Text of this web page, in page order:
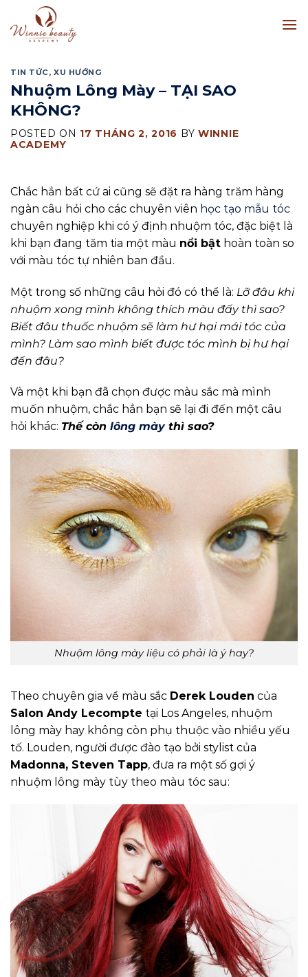
to
content
TIN TỨC,XU HƯỚNG
Nhuộm Lông Mày – TẠI SAO
KHÔNG?
POSTED ON 17 THÁNG 2, 2016 BYWINNIE
ACADEMY
Chắc hẳn bất cứ ai cũng sẽ đặt ra hàng trăm hàng
ngàn câu hỏi cho các chuyên viên học tạo mẫu tóc
chuyên nghiệp khi có ý định nhuộm tóc, đặc biệt là
khi bạn đang tăm tia một màu nổi bật hoàn toàn so
với màu tóc tự nhiên ban đầu.
Một trong số những câu hỏi đó có thể là: Lỡ đâu khi
nhuộm xong mình không thích màu đấy thì sao?
Biết đâu thuốc nhuộm sẽ làm hư hại mái tóc của
mình? Làm sao mình biết được tóc mình bị hư hại
đến đâu?
Và một khi bạn đã chọn được màu sắc mà mình
muốn nhuộm, chắc hẳn bạn sẽ lại đi đến một câu
hỏi khác: Thế còn lông màythì sao?
Nhuộm lông mày liệu có phải là ý hay?
Theo chuyên gia về màu sắc Derek Louden của
Salon Andy Lecompte tại Los Angeles, nhuộm
lông mày hay không còn phụ thuộc vào nhiều yếu
tố. Louden, người được đào tạo bởi stylist của
Madonna, Steven Tapp, đưa ra một số gợi ý
nhuộm lông mày tùy theo màu tóc sau: